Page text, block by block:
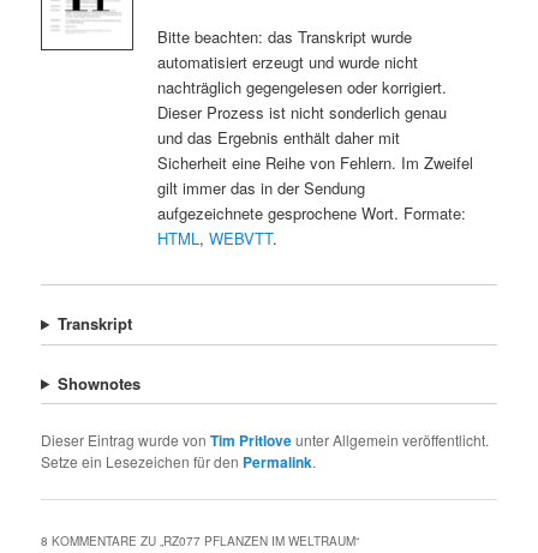
Bitte beachten: das Transkript wurde
automatisiert erzeugt und wurde nicht
nachträglich gegengelesen oder korrigiert.
Dieser Prozess ist nicht sonderlich genau
und das Ergebnis enthält daher mit
Sicherheit eine Reihe von Fehlern. Im Zweifel
gilt immer das in der Sendung
aufgezeichnete gesprochene Wort. Formate:
HTML, WEBVTT.
Transkript
Shownotes
Dieser Eintrag wurde vonTim Pritloveunter Allgemein veröffentlicht.
Setze ein Lesezeichen für den Permalink.
8 KOMMENTARE ZU „ RZ077 PFLANZEN IM WELTRAUM“